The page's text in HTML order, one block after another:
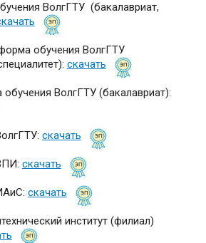
ВолгГТУ (бакалавриат,
обучения ВолгГТУ
скачать
ВолгГТУ (бакалавриат):
скачать
скачать
скачать
институт (филиал)